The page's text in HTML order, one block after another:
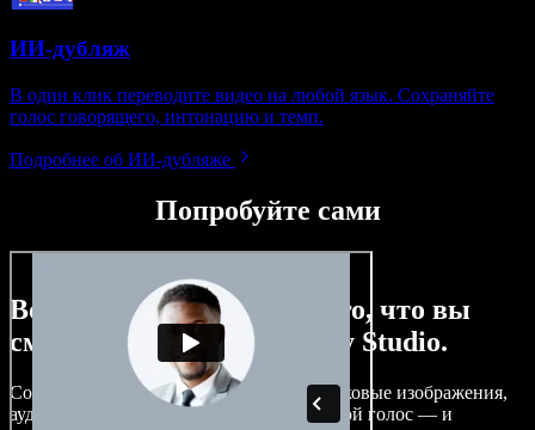
ИИ-дубляж
В один клик переводите видео на любой язык. Сохраняйте
голос говорящего, интонацию и темп.
Подробнее об ИИ‑дубляже
Попробуйте сами
Вот лишь малая часть того, что вы
сможете делать с Speechify Studio.
Создавайте озвучивание, добавляйте стоковые изображения,
аудио и видео без роялти, клонируйте свой голос — и